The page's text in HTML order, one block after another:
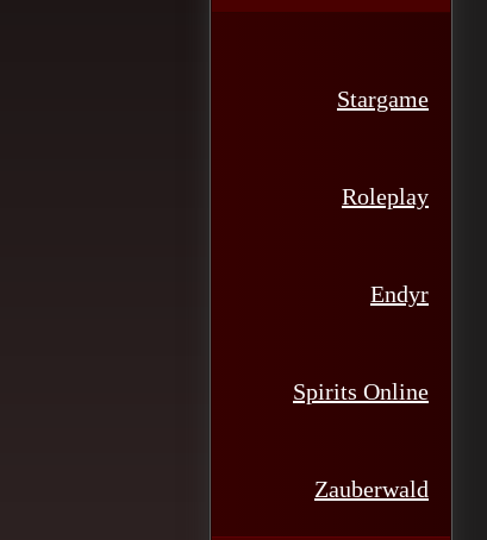
Stargame
Roleplay
Endyr
Spirits Online
Zauberwald